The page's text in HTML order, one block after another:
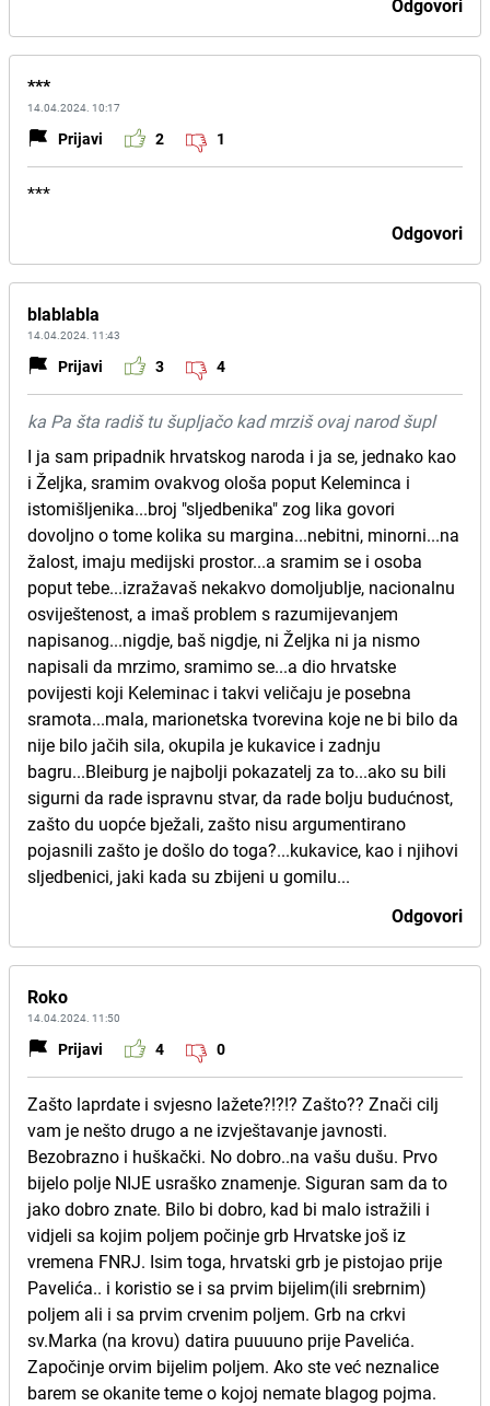
Odgovori
***
14.04.2024. 10:17
Prijavi 2 1
***
Odgovori
blablabla
14.04.2024. 11:43
Prijavi 3 4
ka Pa šta radiš tu šupljačo kad mrziš ovaj narod šupl
I ja sam pripadnik hrvatskog naroda i ja se, jednako kao
i Željka, sramim ovakvog ološa poput Keleminca i
istomišljenika...broj "sljedbenika" zog lika govori
dovoljno o tome kolika su margina...nebitni, minorni...na
žalost, imaju medijski prostor...a sramim se i osoba
poput tebe...izražavaš nekakvo domoljublje, nacionalnu
osviještenost, a imaš problem s razumijevanjem
napisanog...nigdje, baš nigdje, ni Željka ni ja nismo
napisali da mrzimo, sramimo se...a dio hrvatske
povijesti koji Keleminac i takvi veličaju je posebna
sramota...mala, marionetska tvorevina koje ne bi bilo da
nije bilo jačih sila, okupila je kukavice i zadnju
bagru...Bleiburg je najbolji pokazatelj za to...ako su bili
sigurni da rade ispravnu stvar, da rade bolju budućnost,
zašto du uopće bježali, zašto nisu argumentirano
pojasnili zašto je došlo do toga?...kukavice, kao i njihovi
sljedbenici, jaki kada su zbijeni u gomilu...
Odgovori
Roko
14.04.2024. 11:50
Prijavi 4 0
Zašto laprdate i svjesno lažete?!?!? Zašto?? Znači cilj
vam je nešto drugo a ne izvještavanje javnosti.
Bezobrazno i huškački. No dobro..na vašu dušu. Prvo
bijelo polje NIJE usraško znamenje. Siguran sam da to
jako dobro znate. Bilo bi dobro, kad bi malo istražili i
vidjeli sa kojim poljem počinje grb Hrvatske još iz
vremena FNRJ. Isim toga, hrvatski grb je pistojao prije
Pavelića.. i koristio se i sa prvim bijelim(ili srebrnim)
poljem ali i sa prvim crvenim poljem. Grb na crkvi
sv.Marka (na krovu) datira puuuuno prije Pavelića.
Započinje orvim bijelim poljem. Ako ste već neznalice
barem se okanite teme o kojoj nemate blagog pojma.